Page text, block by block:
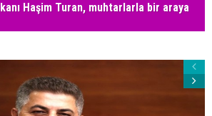
Haşim Turan, muhtarlarla bir araya